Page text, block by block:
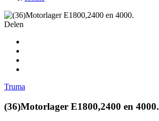
Delen
Truma
(36)Motorlager E1800,2400 en 4000.